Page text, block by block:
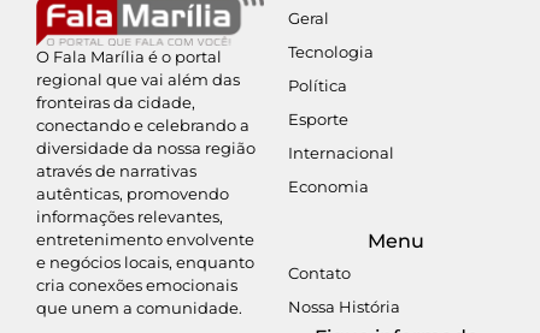
O Fala Marília é o portal
regional que vai além das
fronteiras da cidade,
conectando e celebrando a
diversidade da nossa região
através de narrativas
autênticas, promovendo
informações relevantes,
entretenimento envolvente
e negócios locais, enquanto
cria conexões emocionais
que unem a comunidade.
Geral
Tecnologia
Política
Esporte
Internacional
Economia
Menu
Contato
Nossa História